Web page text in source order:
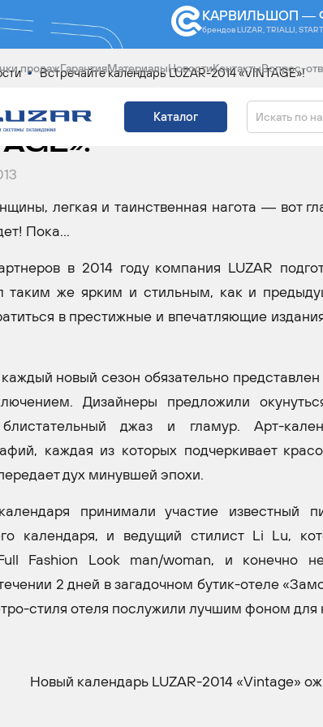
КАРВИЛЬШОП —
брендовLUZAR, TRIALLI,
продажГарантияМатериалыНовостиКонтактыВопрос-
Каталог
Встречайте календарь LUZAR-2014 «VINTAGE»!
КАЛЕНДАРЬ
легкая и таинственная нагота — вот
Пока...
в 2014 году компания LUZAR
таким же ярким и стильным, как и
в престижные и впечатляющие
новый сезон обязательно
Дизайнеры предложили
блистательный джаз и гламур. Арт-
каждая из которых подчеркивает
дух минувшей эпохи.
принимали участие известный
календаря, и ведущий стилист Li Lu,
Fashion Look man/woman, и конечно
2 дней в загадочном бутик-отеле
стиля отеля послужили лучшим фоном для
Новый календарь LUZAR-2014 «Vintage»